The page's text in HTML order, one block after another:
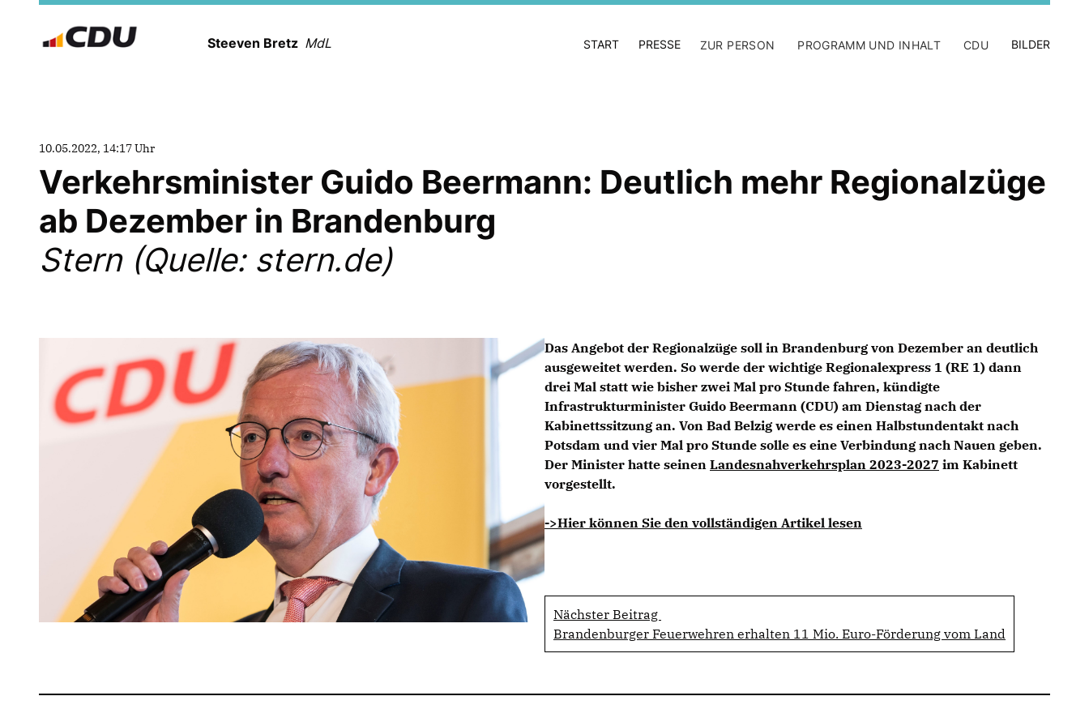
Steeven Bretz MdL START PRESSE ZUR PERSON PROGRAMM UND INHALT CDU BILDER
10.05.2022, 14:17 Uhr
Verkehrsminister Guido Beermann: Deutlich mehr Regionalzüge
ab Dezember in Brandenburg
Stern (Quelle: stern.de)
Das Angebot der Regionalzüge soll in Brandenburg von Dezember an deutlich
ausgeweitet werden. So werde der wichtige Regionalexpress 1 (RE 1) dann
drei Mal statt wie bisher zwei Mal pro Stunde fahren, kündigte
Infrastrukturminister Guido Beermann (CDU) am Dienstag nach der
Kabinettssitzung an. Von Bad Belzig werde es einen Halbstundentakt nach
Potsdam und vier Mal pro Stunde solle es eine Verbindung nach Nauen geben.
Der Minister hatte seinen Landesnahverkehrsplan 2023-2027 im Kabinett
vorgestellt.
->Hier können Sie den vollständigen Artikel lesen
Nächster Beitrag
Brandenburger Feuerwehren erhalten 11 Mio. Euro-Förderung vom Land